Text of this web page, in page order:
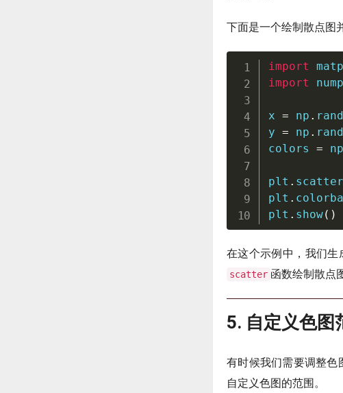
下面是一个绘制散点图
import
import
x = np .
y = np .
colors = np
plt . scatter
plt .
plt . show( )
在这个示例中，我们
scatter 函数绘制散点
5. 自定义色图
有时候我们需要调整色
自定义色图的范围。